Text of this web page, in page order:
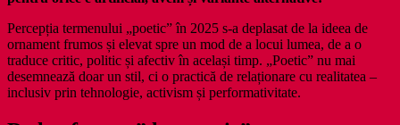
Percepția termenului „poetic” în 2025 s-a deplasat de la ideea de
ornament frumos și elevat spre un mod de a locui lumea, de a o
traduce critic, politic și afectiv în același timp. „Poetic” nu mai
desemnează doar un stil, ci o practică de relaționare cu realitatea –
inclusiv prin tehnologie, activism și performativitate.